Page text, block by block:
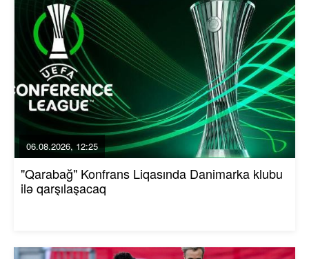
06.08.2026, 12:25
"Qarabağ" Konfrans Liqasında Danimarka klubu
ilə qarşılaşacaq